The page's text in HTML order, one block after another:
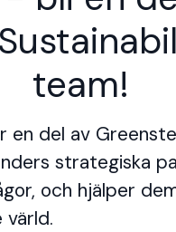
team!
en del av
strategiska
och hjälper